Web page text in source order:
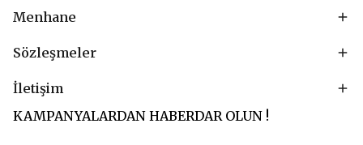
Menhane
Sözleşmeler
İletişim
KAMPANYALARDAN HABERDAR OLUN !